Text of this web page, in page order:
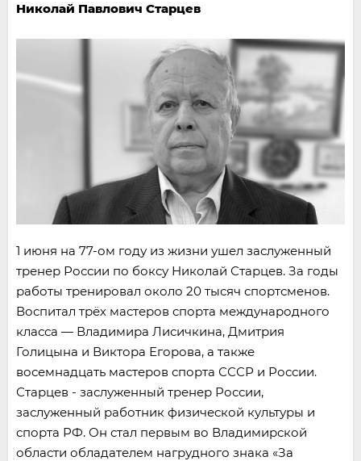
Николай Павлович Старцев
1 июня на 77-ом году из жизни ушел заслуженный
тренер России по боксу Николай Старцев. За годы
работы тренировал около 20 тысяч спортсменов.
Воспитал трёх мастеров спорта международного
класса — Владимира Лисичкина, Дмитрия
Голицына и Виктора Егорова, а также
восемнадцать мастеров спорта СССР и России.
Старцев - заслуженный тренер России,
заслуженный работник физической культуры и
спорта РФ. Он стал первым во Владимирской
области обладателем нагрудного знака «За